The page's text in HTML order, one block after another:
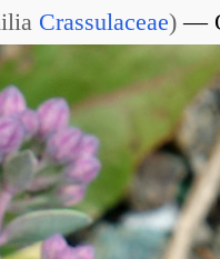
Crassulaceae)